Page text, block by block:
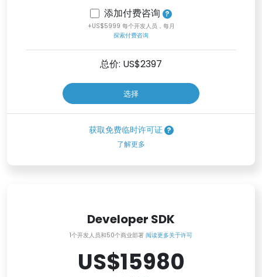
添加付费咨询
+US$5999 每个开发人员，每月
探索付费咨询
总价: US$2397
选择
获取免费临时许可证
了解更多
Developer SDK
1个开发人员和50个商业部署 阅读更多关于许可
US$15980